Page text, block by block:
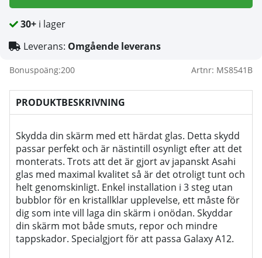
30+ i lager
Leverans: Omgående leverans
Bonuspoäng:200 Artnr: MS8541B
PRODUKTBESKRIVNING
Skydda din skärm med ett härdat glas. Detta skydd
passar perfekt och är nästintill osynligt efter att det
monterats. Trots att det är gjort av japanskt Asahi
glas med maximal kvalitet så är det otroligt tunt och
helt genomskinligt. Enkel installation i 3 steg utan
bubblor för en kristallklar upplevelse, ett måste för
dig som inte vill laga din skärm i onödan. Skyddar
din skärm mot både smuts, repor och mindre
tappskador. Specialgjort för att passa Galaxy A12.